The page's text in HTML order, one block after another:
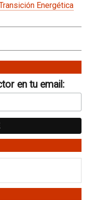
Energética
en tu email: